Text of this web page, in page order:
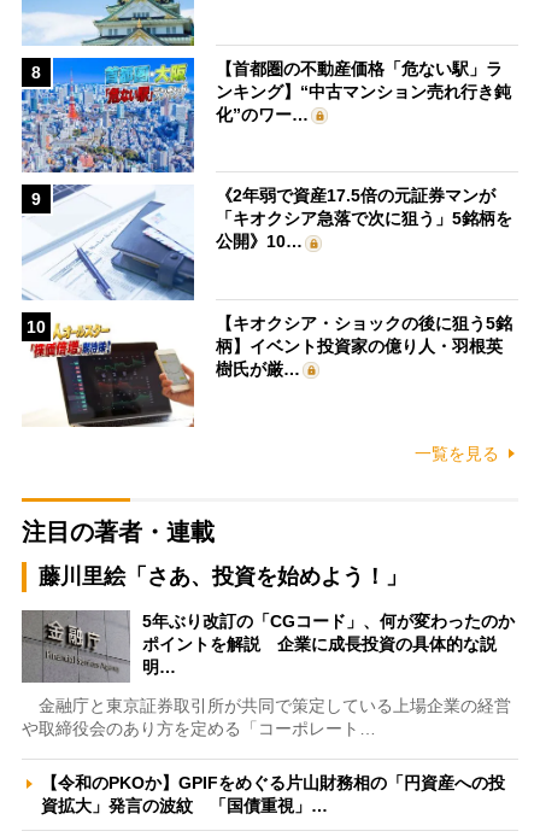
8
【首都圏の不動産価格「危ない駅」ラ
ンキング】“中古マンション売れ行き鈍
化”のワー…
9
《2年弱で資産17.5倍の元証券マンが
「キオクシア急落で次に狙う」5銘柄を
公開》10…
10
【キオクシア・ショックの後に狙う5銘
柄】イベント投資家の億り人・羽根英
樹氏が厳…
一覧を見る
注目の著者・連載
藤川里絵「さあ、投資を始めよう！」
5年ぶり改訂の「CGコード」、何が変わったのか
ポイントを解説 企業に成長投資の具体的な説
明…
金融庁と東京証券取引所が共同で策定している上場企業の経営
や取締役会のあり方を定める「コーポレート…
【令和のPKOか】GPIFをめぐる片山財務相の「円資産への投
資拡大」発言の波紋 「国債重視」…